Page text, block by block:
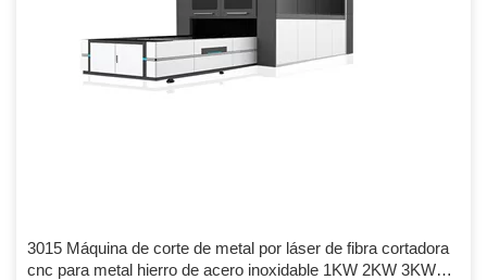
3015 Máquina de corte de metal por láser de fibra cortadora
cnc para metal hierro de acero inoxidable 1KW 2KW 3KW